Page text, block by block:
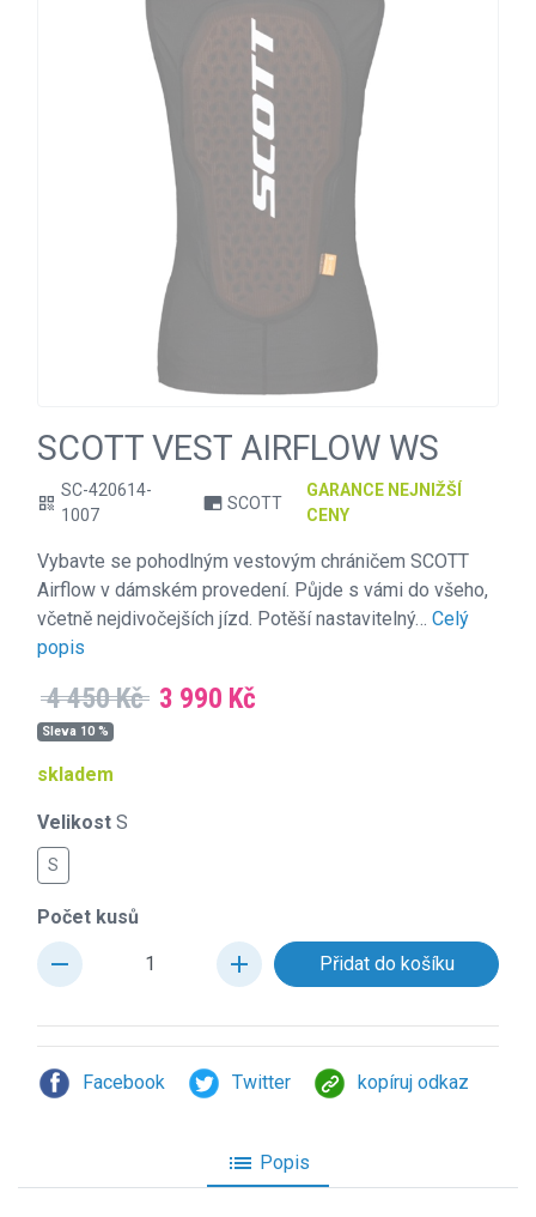
SCOTT VEST AIRFLOW WS
qr_code
SC-420614-
1007
branding_watermark SCOTT
GARANCE NEJNIŽŠÍ
CENY
Vybavte se pohodlným vestovým chráničem SCOTT
Airflow v dámském provedení. Půjde s vámi do všeho,
včetně nejdivočejších jízd. Potěší nastavitelný… Celý
popis
4 450 Kč 3 990 Kč
Sleva 10 %
skladem
Velikost S
S
Počet kusů
remove add
Facebook Twitter kopíruj odkaz
list Popis